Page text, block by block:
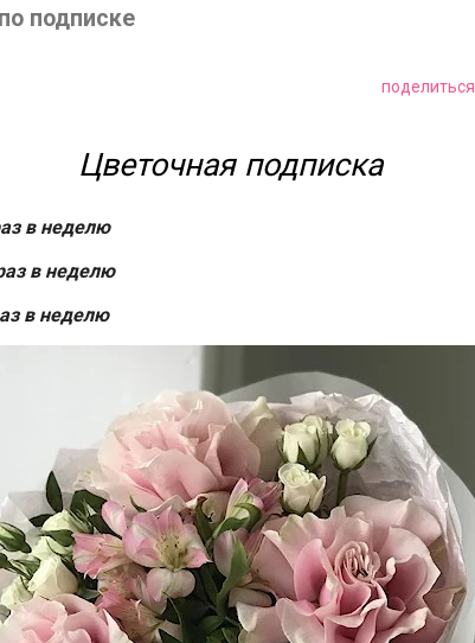
подписке
поделиться
Цветочная подписка
в неделю
в неделю
в неделю